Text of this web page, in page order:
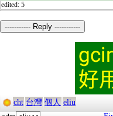
edited: 5
----------- Reply -----------
cht 台灣 個人 eliu